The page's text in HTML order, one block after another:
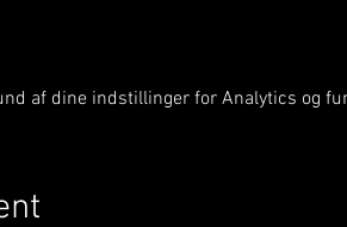
af dine indstillinger for Analytics og